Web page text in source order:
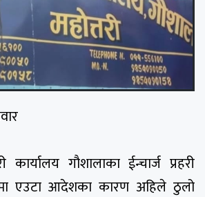
कार्यालय गौशालाका ईन्चार्ज प्रहरी
एउटा आदेशका कारण अहिले ठुलो